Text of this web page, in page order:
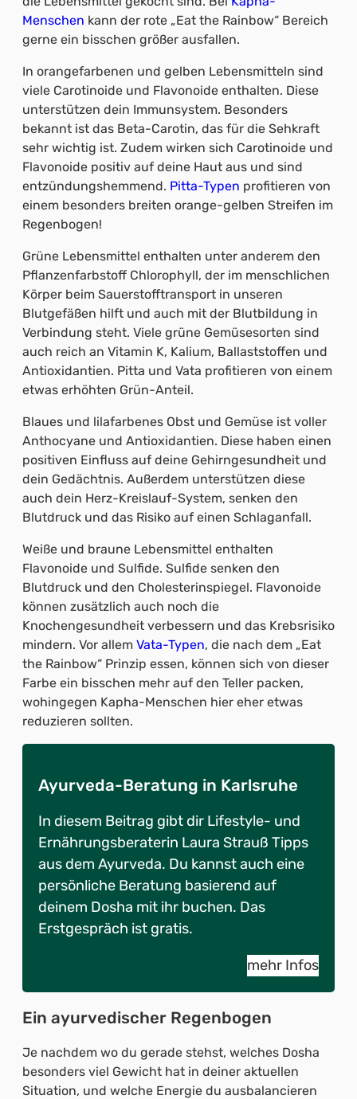
Menschen kann der rote „Eat the Rainbow“ Bereich
gerne ein bisschen größer ausfallen.
In orangefarbenen und gelben Lebensmitteln sind
viele Carotinoide und Flavonoide enthalten. Diese
unterstützen dein Immunsystem. Besonders
bekannt ist das Beta-Carotin, das für die Sehkraft
sehr wichtig ist. Zudem wirken sich Carotinoide und
Flavonoide positiv auf deine Haut aus und sind
entzündungshemmend. Pitta-Typen profitieren von
einem besonders breiten orange-gelben Streifen im
Regenbogen!
Grüne Lebensmittel enthalten unter anderem den
Pflanzenfarbstoff Chlorophyll, der im menschlichen
Körper beim Sauerstofftransport in unseren
Blutgefäßen hilft und auch mit der Blutbildung in
Verbindung steht. Viele grüne Gemüsesorten sind
auch reich an Vitamin K, Kalium, Ballaststoffen und
Antioxidantien. Pitta und Vata profitieren von einem
etwas erhöhten Grün-Anteil.
Blaues und lilafarbenes Obst und Gemüse ist voller
Anthocyane und Antioxidantien. Diese haben einen
positiven Einfluss auf deine Gehirngesundheit und
dein Gedächtnis. Außerdem unterstützen diese
auch dein Herz-Kreislauf-System, senken den
Blutdruck und das Risiko auf einen Schlaganfall.
Weiße und braune Lebensmittel enthalten
Flavonoide und Sulfide. Sulfide senken den
Blutdruck und den Cholesterinspiegel. Flavonoide
können zusätzlich auch noch die
Knochengesundheit verbessern und das Krebsrisiko
mindern. Vor allem Vata-Typen, die nach dem „Eat
the Rainbow“ Prinzip essen, können sich von dieser
Farbe ein bisschen mehr auf den Teller packen,
wohingegen Kapha-Menschen hier eher etwas
reduzieren sollten.
Ayurveda-Beratung in Karlsruhe
In diesem Beitrag gibt dir Lifestyle- und
Ernährungsberaterin Laura Strauß Tipps
aus dem Ayurveda. Du kannst auch eine
persönliche Beratung basierend auf
deinem Dosha mit ihr buchen. Das
Erstgespräch ist gratis.
mehr Infos
Ein ayurvedischer Regenbogen
Je nachdem wo du gerade stehst, welches Dosha
besonders viel Gewicht hat in deiner aktuellen
Situation, und welche Energie du ausbalancieren